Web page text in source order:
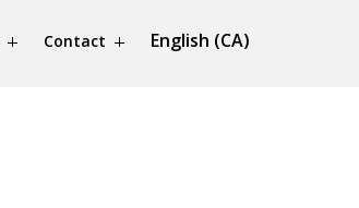
Contact English (CA)